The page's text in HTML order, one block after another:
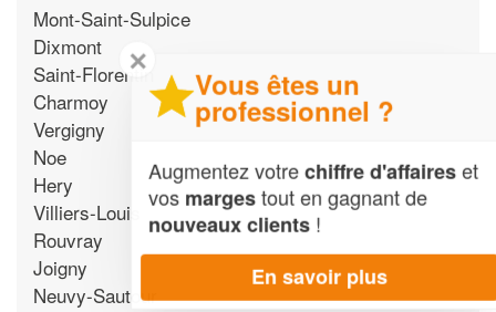
Mont-Saint-Sulpice
Dixmont
Saint-Florentin
Charmoy
Vergigny
Noe
Hery
Villiers-Louis
Rouvray
Joigny
Neuvy-Sautour
✕
Vous êtes un
professionnel ?
Augmentez votrechiffre d'affaireset
vosmargestout en gagnant de
nouveaux clients!
En savoir plus